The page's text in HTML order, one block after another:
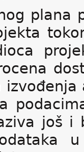
plana
još i